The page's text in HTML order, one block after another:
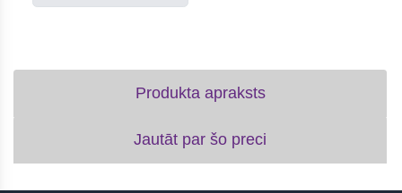
Produkta apraksts
Jautāt par šo preci